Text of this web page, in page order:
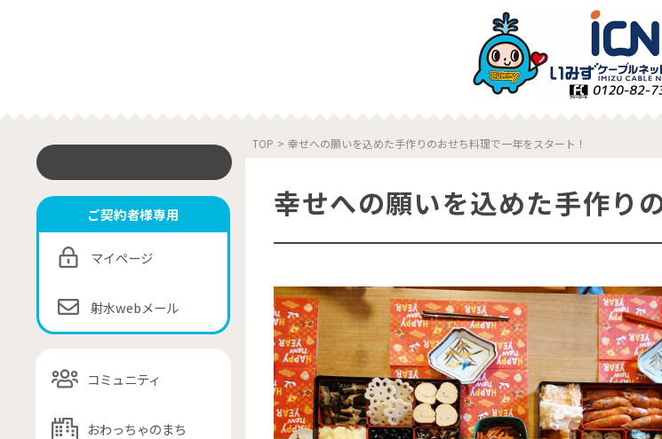
ご契約者様専用
マイページ
射水webメール
コミュニティ
おわっちゃのまち
TOP > 幸せへの願いを込めた手作りのおせち料理で一年をスタート！
幸せへの願いを込めた手作り